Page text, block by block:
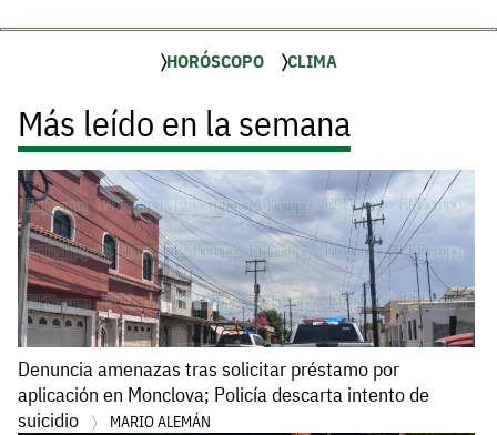
HORÓSCOPO CLIMA
Más leído en la semana
Denuncia amenazas tras solicitar préstamo por
aplicación en Monclova; Policía descarta intento de
suicidio
MARIO ALEMÁN